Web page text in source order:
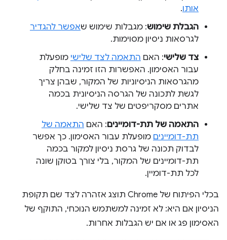
אותו.
הגבלת שימוש: מגבלות שימוש שאפשר להגדיר
לגרסאות ניסיון מסוימות.
צד שלישי: האם התאמה לצד שלישי מופעלת
עבור האסימון. האפשרות הזו זמינה בחלק
מהגרסאות הניסיוניות של המקור, שבהן צריך
לגשת לתכונה של הגרסה הניסיונית בכמה
אתרים מסקריפטים של צד שלישי.
התאמה של תת-דומיינים: האם התאמה של
תת-דומיינים מופעלת עבור האסימון. כך אפשר
לבדוק תכונה של גרסת ניסיון למקור בכמה
תת-דומיינים של המקור, בלי צורך בטוקן שונה
לכל תת-דומיין.
בכלי הפיתוח של Chrome תוצג אזהרה לצד שם תקופת
הניסיון אם היא: לא זמינה למשתמש הנוכחי, התוקף של
האסימון פג או אם יש הגבלות אחרות.